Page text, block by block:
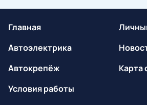
Главная
Автоэлектрика
Автокрепёж
Условия работы
Карта